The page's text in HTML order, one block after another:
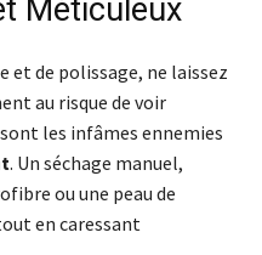
Méticuleux
et de polissage, ne laissez
au risque de voir
les infâmes ennemies
. Un séchage manuel,
ou une peau de
en caressant